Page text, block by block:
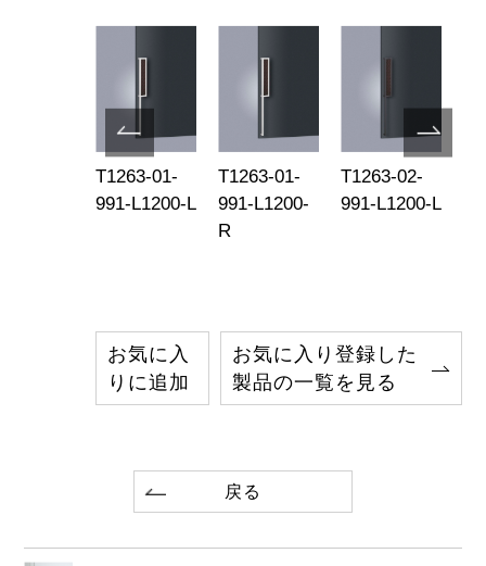
T1263-01-
991-L1200-L
T1263-01-
991-L1200-
R
T1263-02-
991-L1200-L
お気に入
りに追加
お気に入り登録した
製品の一覧を見る
戻る